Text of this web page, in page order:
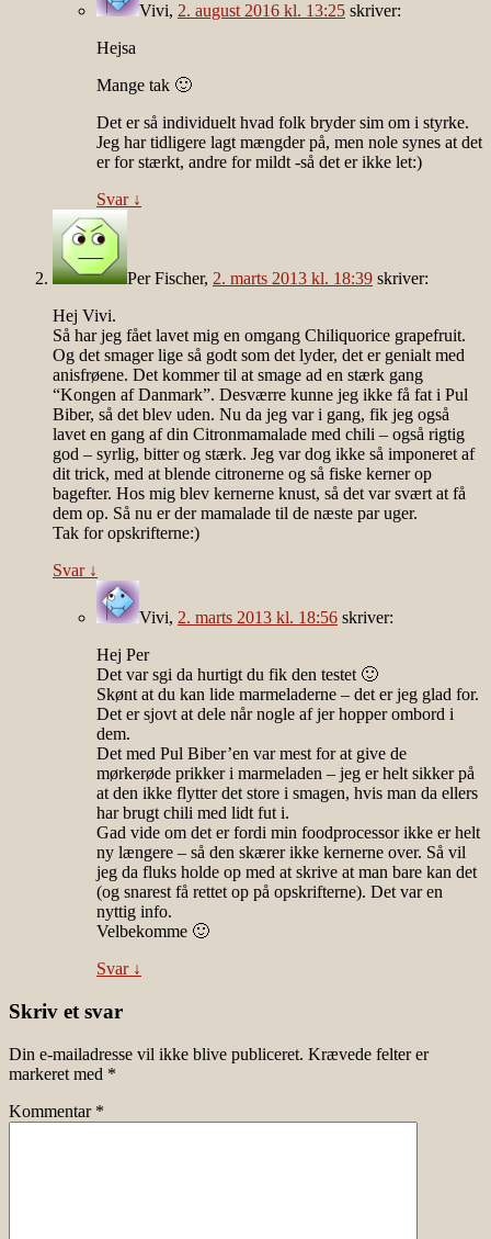
Vivi, 2. august 2016 kl. 13:25 skriver:
Hejsa
Mange tak 🙂
Det er så individuelt hvad folk bryder sim om i styrke.
Jeg har tidligere lagt mængder på, men nole synes at det
er for stærkt, andre for mildt -så det er ikke let:)
Svar ↓
Per Fischer, 2. marts 2013 kl. 18:39 skriver:
Hej Vivi.
Så har jeg fået lavet mig en omgang Chiliquorice grapefruit.
Og det smager lige så godt som det lyder, det er genialt med
anisfrøene. Det kommer til at smage ad en stærk gang
“Kongen af Danmark”. Desværre kunne jeg ikke få fat i Pul
Biber, så det blev uden. Nu da jeg var i gang, fik jeg også
lavet en gang af din Citronmamalade med chili – også rigtig
god – syrlig, bitter og stærk. Jeg var dog ikke så imponeret af
dit trick, med at blende citronerne og så fiske kerner op
bagefter. Hos mig blev kernerne knust, så det var svært at få
dem op. Så nu er der mamalade til de næste par uger.
Tak for opskrifterne:)
Svar ↓
Vivi, 2. marts 2013 kl. 18:56 skriver:
Hej Per
Det var sgi da hurtigt du fik den testet 🙂
Skønt at du kan lide marmeladerne – det er jeg glad for.
Det er sjovt at dele når nogle af jer hopper ombord i
dem.
Det med Pul Biber’en var mest for at give de
mørkerøde prikker i marmeladen – jeg er helt sikker på
at den ikke flytter det store i smagen, hvis man da ellers
har brugt chili med lidt fut i.
Gad vide om det er fordi min foodprocessor ikke er helt
ny længere – så den skærer ikke kernerne over. Så vil
jeg da fluks holde op med at skrive at man bare kan det
(og snarest få rettet op på opskrifterne). Det var en
nyttig info.
Velbekomme 🙂
Svar ↓
Skriv et svar
Din e-mailadresse vil ikke blive publiceret. Krævede felter er
markeret med *
Kommentar *